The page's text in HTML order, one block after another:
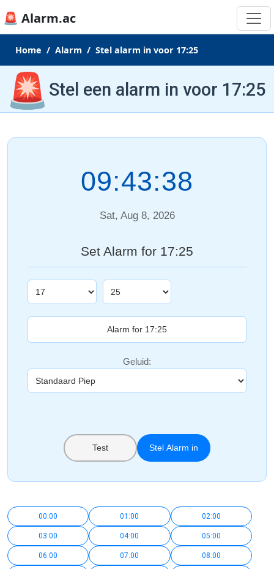
🚨 Alarm.ac
Home Alarm Stel alarm in voor 17:25
🚨 Stel een alarm in voor 17:25
09:43:39
Sat, Aug 8, 2026
Set Alarm for 17:25
Geluid:
Test Stel Alarm in
00:00 01:00 02:00
03:00 04:00 05:00
06:00 07:00 08:00